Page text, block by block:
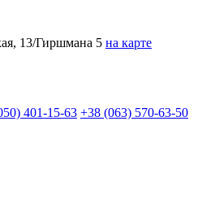
13/Гиршмана 5 на карте
401-15-63 +38 (063) 570-63-50